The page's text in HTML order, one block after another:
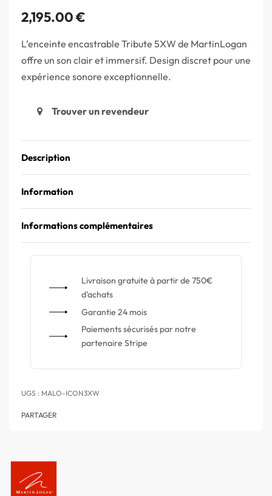
2,195.00€
L’enceinte encastrable Tribute 5XW de MartinLogan
offre un son clair et immersif. Design discret pour une
expérience sonore exceptionnelle.
Trouver un revendeur
Description
Information
Informations complémentaires
Livraison gratuite à partir de 750€
d'achats
Garantie 24 mois
Paiements sécurisés par notre
partenaire Stripe
MALO-ICON3XW
PARTAGER